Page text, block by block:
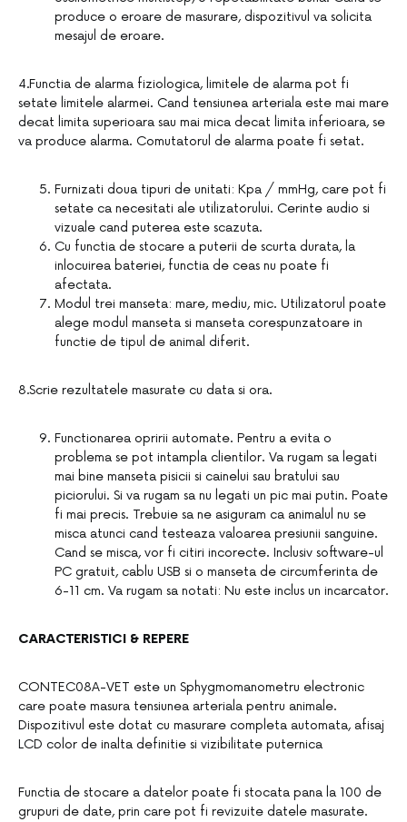
produce o eroare de masurare, dispozitivul va solicita
mesajul de eroare.
4.Functia de alarma fiziologica, limitele de alarma pot fi
setate limitele alarmei. Cand tensiunea arteriala este mai mare
decat limita superioara sau mai mica decat limita inferioara, se
va produce alarma. Comutatorul de alarma poate fi setat.
Furnizati doua tipuri de unitati: Kpa / mmHg, care pot fi
setate ca necesitati ale utilizatorului. Cerinte audio si
vizuale cand puterea este scazuta.
Cu functia de stocare a puterii de scurta durata, la
inlocuirea bateriei, functia de ceas nu poate fi
afectata.
Modul trei manseta: mare, mediu, mic. Utilizatorul poate
alege modul manseta si manseta corespunzatoare in
functie de tipul de animal diferit.
8.Scrie rezultatele masurate cu data si ora.
Functionarea opririi automate. Pentru a evita o
problema se pot intampla clientilor. Va rugam sa legati
mai bine manseta pisicii si cainelui sau bratului sau
piciorului. Si va rugam sa nu legati un pic mai putin. Poate
fi mai precis. Trebuie sa ne asiguram ca animalul nu se
misca atunci cand testeaza valoarea presiunii sanguine.
Cand se misca, vor fi citiri incorecte. Inclusiv software-ul
PC gratuit, cablu USB si o manseta de circumferinta de
6-11 cm. Va rugam sa notati: Nu este inclus un incarcator.
CARACTERISTICI & REPERE
CONTEC08A-VET este un Sphygmomanometru electronic
care poate masura tensiunea arteriala pentru animale.
Dispozitivul este dotat cu masurare completa automata, afisaj
LCD color de inalta definitie si vizibilitate puternica
Functia de stocare a datelor poate fi stocata pana la 100 de
grupuri de date, prin care pot fi revizuite datele masurate.